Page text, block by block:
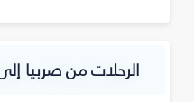
الرحلات من صربيا